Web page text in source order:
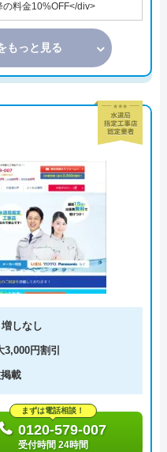
料金10%OFF</div>
もっと見る
しなし
円割引
載
まずは電話相談！
0120-579-007
受付時間 24時間